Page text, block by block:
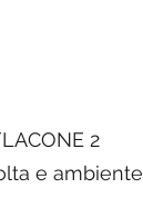
2
e ambiente